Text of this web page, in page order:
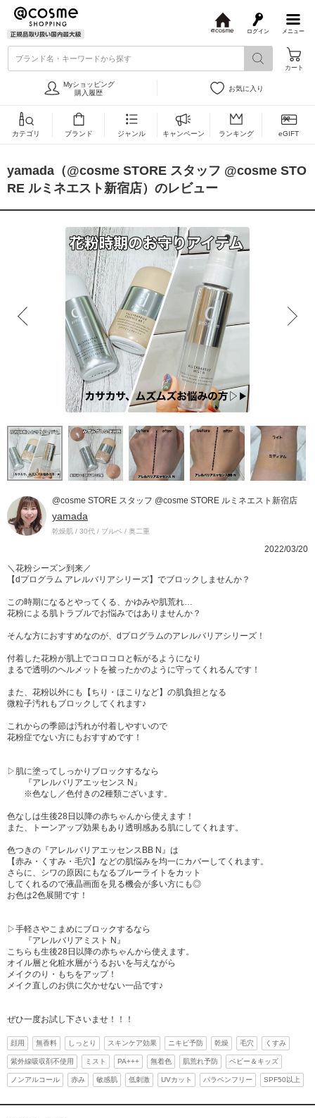
メニュー
ログイン
s
ブランド名・キーワードから探す
カート
Myショッピング
購入履歴
お気に入り
カテゴリ ブランド ジャンル キャンペーン ランキング eGIFT
yamada（@cosme STORE スタッフ @cosme STO
RE ルミネエスト新宿店）のレビュー
@cosme STORE スタッフ @cosme STORE ルミネエスト新宿店
yamada
乾燥肌 / 30代 / ブルベ / 奥二重
2022/03/20
＼花粉シーズン到来／
【dプログラム アレルバリアシリーズ】でブロックしませんか？
この時期になるとやってくる、かゆみや肌荒れ…
花粉による肌トラブルでお悩みではありませんか？
そんな方におすすめなのが、dプログラムのアレルバリアシリーズ！
付着した花粉が肌上でコロコロと転がるようになり
まるで透明のヘルメットを被ったかのように守ってくれるんです！
また、花粉以外にも【ちり・ほこりなど】の肌負担となる
微粒子汚れもブロックしてくれます♪
これからの季節は汚れが付着しやすいので
花粉症でない方にもおすすめです！
▷肌に塗ってしっかりブロックするなら
『アレルバリアエッセンス N』
※色なし／色付きの2種類ございます。
色なしは生後28日以降の赤ちゃんから使えます！
また、トーンアップ効果もあり透明感ある肌にしてくれます。
色つきの『アレルバリアエッセンスBB N』は
【赤み・くすみ・毛穴】などの肌悩みを均一にカバーしてくれます。
さらに、シワの原因にもなるブルーライトをカット
してくれるので液晶画面を見る機会が多い方にも◎
お色は2色展開です！
▷手軽さやこまめにブロックするなら
『アレルバリアミスト N』
こちらも生後28日以降の赤ちゃんから使えます。
オイル層と化粧水層がうるおいを与えながら
メイクのり・もちをアップ！
メイク直しのお供に欠かせない一品です♪
ぜひ一度お試し下さいませ！！！
顔用 無香料 しっとり スキンケア効果 ニキビ予防 乾燥 毛穴 くすみ
紫外線吸収剤不使用 ミスト PA+++ 無着色 肌荒れ予防 ベビー＆キッズ
ノンアルコール 赤み 敏感肌 低刺激 UVカット パラベンフリー SPF50以上